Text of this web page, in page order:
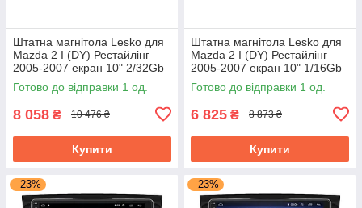
Штатна магнітола Lesko для
Mazda 2 I (DY) Рестайлінг
2005-2007 екран 10" 2/32Gb
Wi-Fi GPS Base Мазда
Готово до відправки 1 од.
8 058 ₴ 10 476 ₴
Купити
Штатна магнітола Lesko для
Mazda 2 I (DY) Рестайлінг
2005-2007 екран 10" 1/16Gb
Wi-Fi GPS Base Мазда
Готово до відправки 1 од.
6 825 ₴ 8 873 ₴
Купити
–23% –23%